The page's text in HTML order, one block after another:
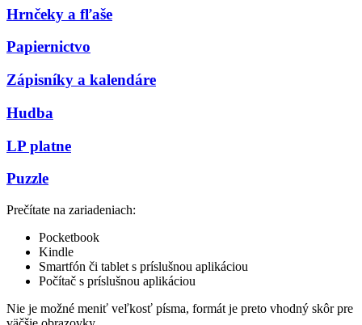
Hrnčeky a fľaše
Papiernictvo
Zápisníky a kalendáre
Hudba
LP platne
Puzzle
Prečítate na zariadeniach:
Pocketbook
Kindle
Smartfón či tablet s príslušnou aplikáciou
Počítač s príslušnou aplikáciou
Nie je možné meniť veľkosť písma, formát je preto vhodný skôr pre